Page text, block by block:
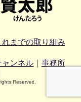
れまでの取り組み
ャンネル｜ 事務所
Reserved.